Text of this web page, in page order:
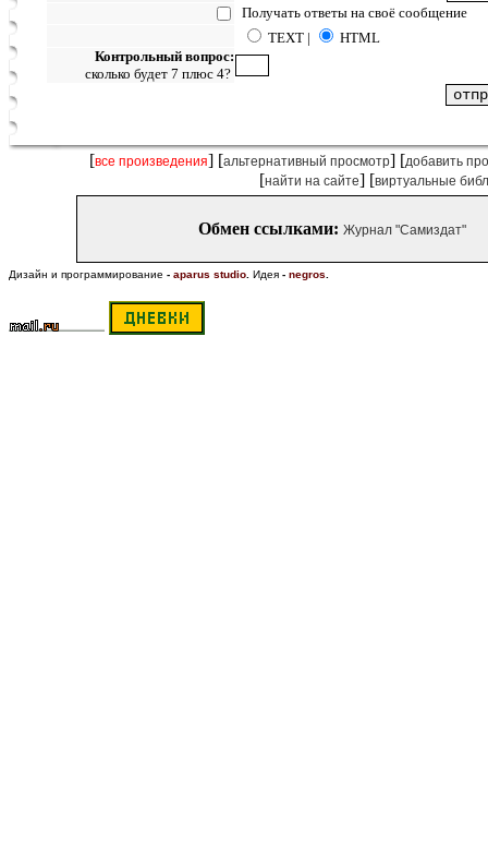
Получать ответы на своё сообщение
TEXT |
HTML
Контрольный вопрос:
сколько будет 7 плюс 4?
[все произведения] [альтернативный просмотр] [добавить
[найти на сайте] [виртуальные
Обмен ссылками: Журнал "Самиздат"
Дизайн и программирование - aparus studio Идея - negros